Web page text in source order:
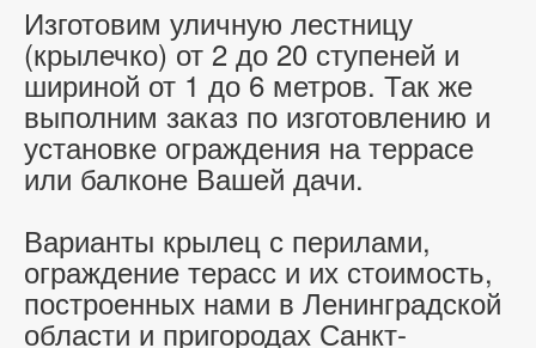
Изготовим уличную лестницу
(крылечко) от 2 до 20 ступеней и
шириной от 1 до 6 метров. Так же
выполним заказ по изготовлению и
установке ограждения на террасе
или балконе Вашей дачи.
Варианты крылец с перилами,
ограждение терасс и их стоимость,
построенных нами в Ленинградской
области и пригородах Санкт-